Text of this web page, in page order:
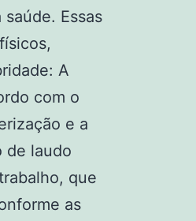
Essas
A
com o
e a
de laudo
que
as